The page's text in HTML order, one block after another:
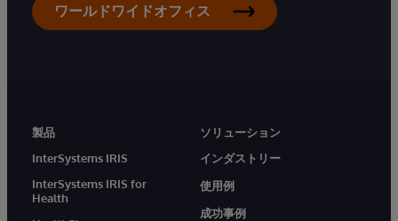
ワールドワイドオフィス
製品
InterSystems IRIS
InterSystems IRIS for
Health
ソリューション
インダストリー
使用例
成功事例